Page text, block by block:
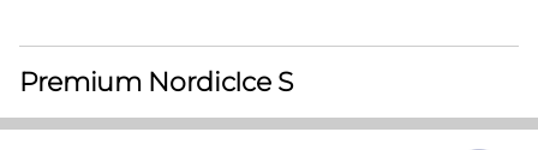
Premium NordicIce S